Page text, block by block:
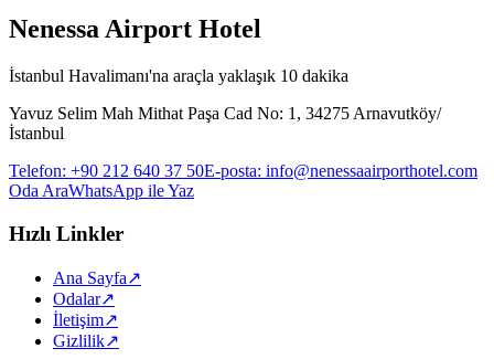
Nenessa Airport Hotel
İstanbul Havalimanı'na araçla yaklaşık 10 dakika
Yavuz Selim Mah Mithat Paşa Cad No: 1, 34275 Arnavutköy/
İstanbul
Telefon: +90 212 640 37 50E-posta: info@nenessaairporthotel.com
Oda AraWhatsApp ile Yaz
Hızlı Linkler
Ana Sayfa↗
Odalar↗
İletişim↗
Gizlilik↗